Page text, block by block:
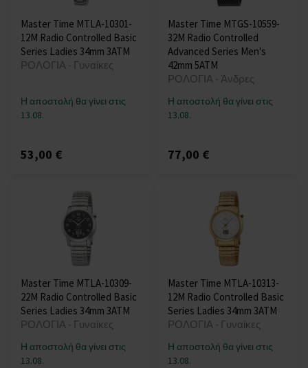
Master Time MTLA-10301-
12M Radio Controlled Basic
Series Ladies 34mm 3ATM
ΡΟΛΟΓΙΑ - Γυναίκες
Η αποστολή θα γίνει στις
13.08.
53,00 €
Master Time MTGS-10559-
32M Radio Controlled
Advanced Series Men's
42mm 5ATM
ΡΟΛΟΓΙΑ - Άνδρες
Η αποστολή θα γίνει στις
13.08.
77,00 €
Master Time MTLA-10309-
22M Radio Controlled Basic
Series Ladies 34mm 3ATM
ΡΟΛΟΓΙΑ - Γυναίκες
Η αποστολή θα γίνει στις
13.08.
Master Time MTLA-10313-
12M Radio Controlled Basic
Series Ladies 34mm 3ATM
ΡΟΛΟΓΙΑ - Γυναίκες
Η αποστολή θα γίνει στις
13.08.